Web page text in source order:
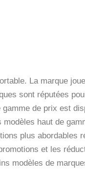
La marque
sont réputées
de prix est
haut de
plus abordables
et les
modèles de